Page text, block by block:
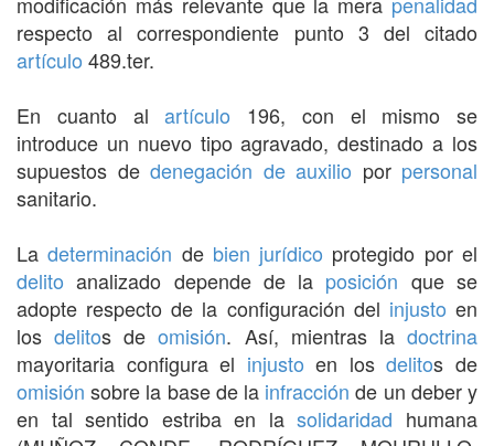
respecto al correspondiente punto 3 del citado
artículo 489.ter.
En cuanto alartículo 196, con el mismo se
introduce un nuevo tipo agravado, destinado a los
supuestos de denegación de auxilio por personal
sanitario.
Ladeterminación de bien jurídico protegido por el
delito analizado depende de la posición que se
adopte respecto de la configuración del injusto en
losdelitos deomisión. Así, mientras ladoctrina
mayoritaria configura el injusto en losdelitos de
omisión sobre la base de la infracción de un deber y
en tal sentido estriba en lasolidaridad humana